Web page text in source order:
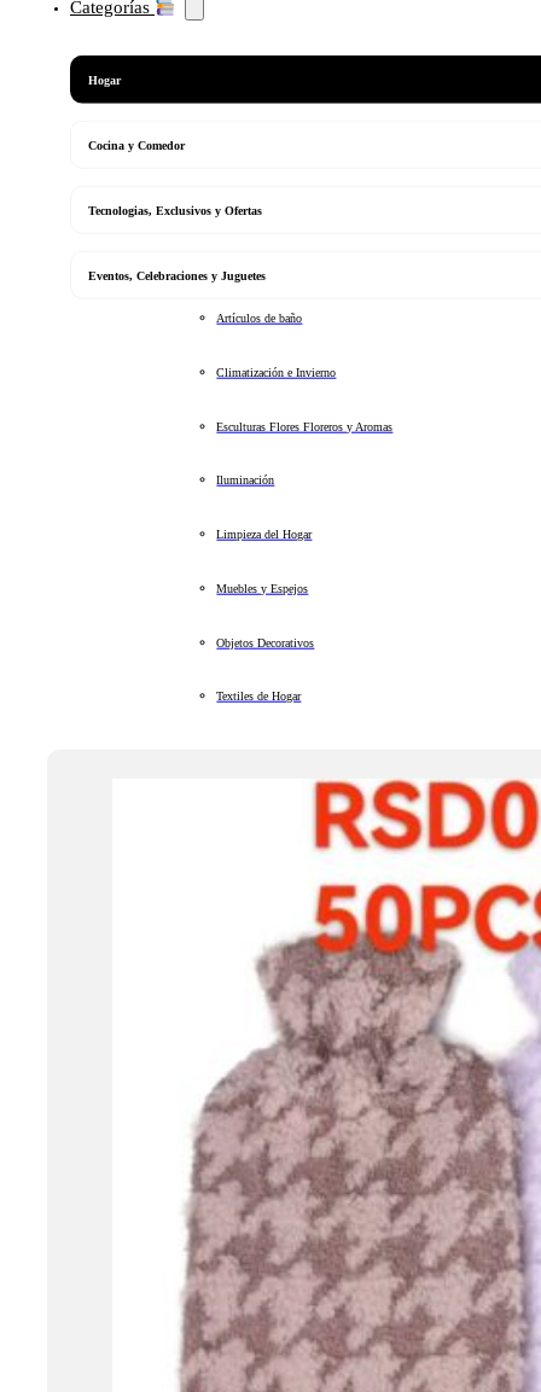
Categorías
Hogar
Cocina y Comedor
Tecnologias, Exclusivos y Ofertas
Eventos, Celebraciones y Juguetes
Artículos de baño
Climatización e Invierno
Esculturas Flores Floreros y Aromas
Iluminación
Limpieza del Hogar
Muebles y Espejos
Objetos Decorativos
Textiles de Hogar